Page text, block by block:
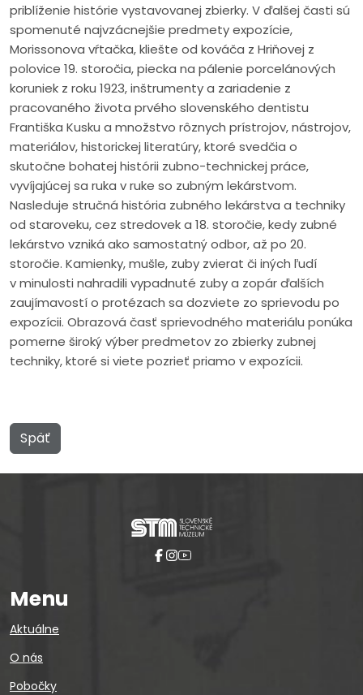
priblíženie histórie vystavovanej zbierky. V ďalšej časti sú
spomenuté najvzácnejšie predmety expozície,
Morissonova vŕtačka, kliešte od kováča z Hriňovej z
polovice 19. storočia, piecka na pálenie porcelánových
koruniek z roku 1923, inštrumenty a zariadenie z
pracovaného života prvého slovenského dentistu
Františka Kusku a množstvo rôznych prístrojov, nástrojov,
materiálov, historickej literatúry, ktoré svedčia o
skutočne bohatej histórii zubno-technickej práce,
vyvíjajúcej sa ruka v ruke so zubným lekárstvom.
Nasleduje stručná história zubného lekárstva a techniky
od staroveku, cez stredovek a 18. storočie, kedy zubné
lekárstvo vzniká ako samostatný odbor, až po 20.
storočie. Kamienky, mušle, zuby zvierat či iných ľudí
v minulosti nahradili vypadnuté zuby a zopár ďalších
zaujímavostí o protézach sa dozviete zo sprievodu po
expozícii. Obrazová časť sprievodného materiálu ponúka
pomerne široký výber predmetov zo zbierky zubnej
techniky, ktoré si viete pozrieť priamo v expozícii.
Späť
Menu
Aktuálne
O nás
Pobočky